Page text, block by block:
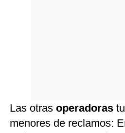
Las otras operadoras
menores de reclamos: